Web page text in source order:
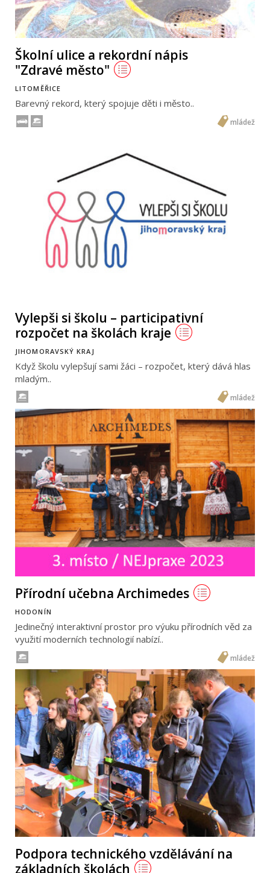
Školní ulice a rekordní nápis
"Zdravé město"
LITOMĚŘICE
Barevný rekord, který spojuje děti i město..
mládež
Vylepši si školu – participativní
rozpočet na školách kraje
JIHOMORAVSKÝ KRAJ
Když školu vylepšují sami žáci – rozpočet, který dává hlas
mladým..
mládež
Přírodní učebna Archimedes
HODONÍN
Jedinečný interaktivní prostor pro výuku přírodních věd za
využití moderních technologií nabízí..
mládež
Podpora technického vzdělávání na
základních školách